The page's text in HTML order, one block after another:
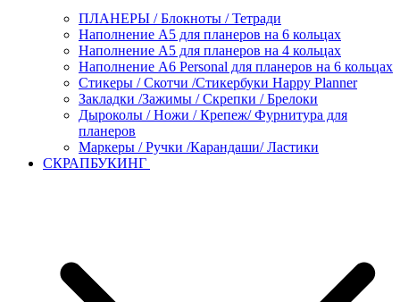
ПЛАНЕРЫ / Блокноты / Тетради
Наполнение А5 для планеров на 6 кольцах
Наполнение А5 для планеров на 4 кольцах
Наполнение А6 Personal для планеров на 6 кольцах
Стикеры / Скотчи /Стикербуки Happy Planner
Закладки /Зажимы / Скрепки / Брелоки
Дыроколы / Ножи / Крепеж/ Фурнитура для
планеров
Маркеры / Ручки /Карандаши/ Ластики
СКРАПБУКИНГ